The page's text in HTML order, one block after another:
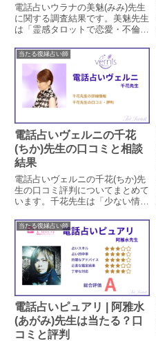
電話占いウラナの美魅(みみ)先生
に関する調査結果です。美魅先生
は「霊感タロットで恋愛・不倫・
談」を得意とする占い師です。美
魅先生の特徴や鑑定方法、口コミ
での評判による占い的中率を調査
しています。口コミから鑑定時の
対応についても見ていきます。
当たる復縁占い師
電話占いヴェルニの千花
(ちか)先生の口コミと相談
結果
電話占いヴェルニの千花(ちか)先
生の口コミ評判についてまとめて
います。千花先生は「少ない情報
と評判の占い師ですが、本当に当
たるのかどうか実際に鑑定をした
方の口コミから検証します。
当たる復縁占い師
電話占いピュアリ | 阿雅水
(あがみ)先生は当たる？口
コミと評判